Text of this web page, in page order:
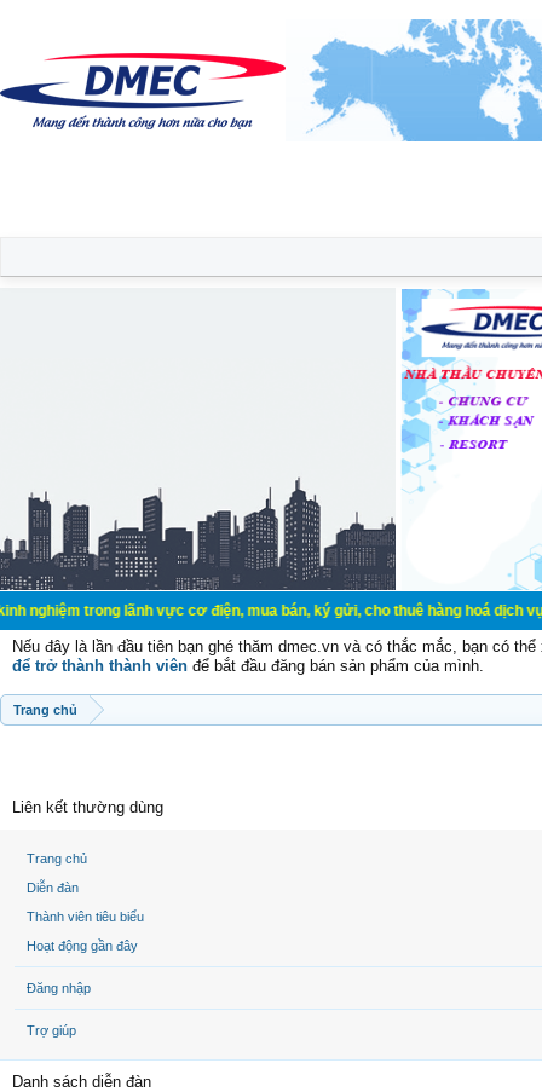
lãnh vực cơ điện, mua bán, ký gửi, cho thuê hàng hoá dịch vụ cá
Nếu đây là lần đầu tiên bạn ghé thăm dmec.vn và có thắc mắc, bạn có
để trở thành thành viên để bắt đầu đăng bán sản phẩm của mình.
Trang chủ
Liên kết thường dùng
Trang chủ
Diễn đàn
Thành viên tiêu biểu
Hoạt động gần đây
Đăng nhập
Trợ giúp
Danh sách diễn đàn